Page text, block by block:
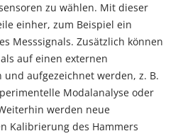
zu wählen. Mit dieser
einher, zum Beispiel ein
Messsignals. Zusätzlich können
auf einen externen
aufgezeichnet werden, z. B.
Modalanalyse oder
werden neue
Kalibrierung des Hammers